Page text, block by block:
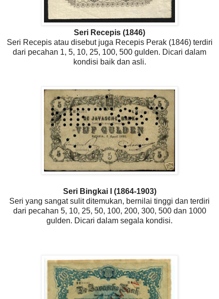
Seri Recepis (1846)
Seri Recepis atau disebut juga Recepis Perak (1846) terdiri
dari pecahan 1, 5, 10, 25, 100, 500 gulden. Dicari dalam
kondisi baik dan asli.
Seri Bingkai I (1864-1903)
Seri yang sangat sulit ditemukan, bernilai tinggi dan terdiri
dari pecahan 5, 10, 25, 50, 100, 200, 300, 500 dan 1000
gulden. Dicari dalam segala kondisi.